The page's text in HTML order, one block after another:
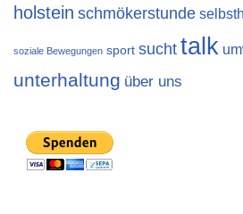
holstein schmökerstunde
soziale Bewegungen sport suchttalk
unterhaltung über uns